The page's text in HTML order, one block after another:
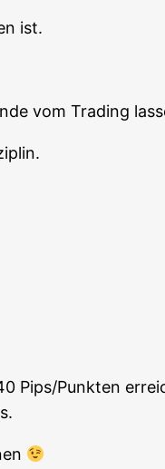
ist.
vom Tra­ding
Punkten